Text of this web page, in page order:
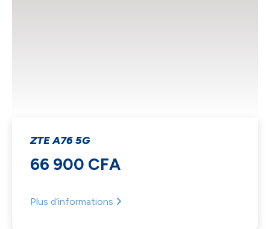
ZTE A76 5G
66 900 CFA
Plus d’informations